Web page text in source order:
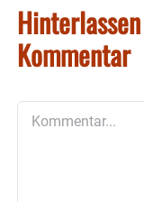
Kommentar